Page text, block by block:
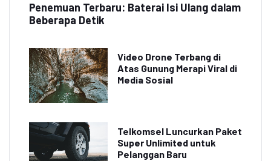
Penemuan Terbaru: Baterai Isi Ulang dalam
Beberapa Detik
Video Drone Terbang di
Atas Gunung Merapi Viral di
Media Sosial
Telkomsel Luncurkan Paket
Super Unlimited untuk
Pelanggan Baru